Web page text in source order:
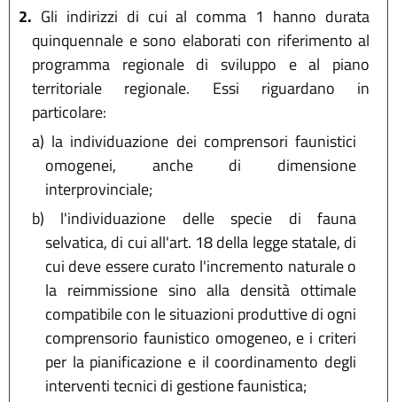
2. Gli indirizzi di cui al comma 1 hanno durata
quinquennale e sono elaborati con riferimento al
programma regionale di sviluppo e al piano
territoriale regionale. Essi riguardano in
particolare:
a) la individuazione dei comprensori faunistici
omogenei, anche di dimensione
interprovinciale;
b) l'individuazione delle specie di fauna
selvatica, di cui all'art. 18 della legge statale, di
cui deve essere curato l'incremento naturale o
la reimmissione sino alla densità ottimale
compatibile con le situazioni produttive di ogni
comprensorio faunistico omogeneo, e i criteri
per la pianificazione e il coordinamento degli
interventi tecnici di gestione faunistica;